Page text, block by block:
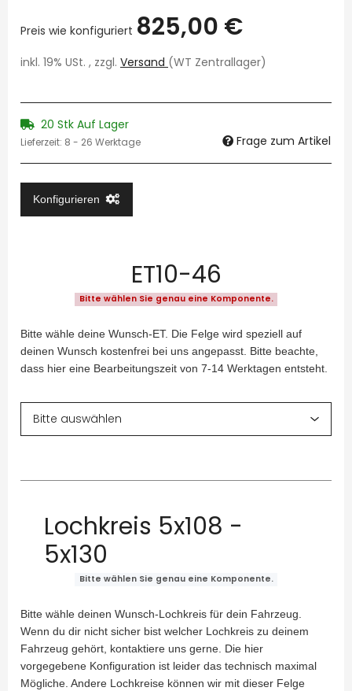
Preis wie konfiguriert 825,00 €
inkl. 19% USt. , zzgl. Versand (WT Zentrallager)
20 Stk Auf Lager
Lieferzeit: 8 - 26 Werktage Frage zum Artikel
Konfigurieren
ET10-46
Bitte wählen Sie genau eine Komponente.
Bitte wähle deine Wunsch-ET. Die Felge wird speziell auf
deinen Wunsch kostenfrei bei uns angepasst. Bitte beachte,
dass hier eine Bearbeitungszeit von 7-14 Werktagen entsteht.
Lochkreis 5x108 -
5x130
Bitte wählen Sie genau eine Komponente.
Bitte wähle deinen Wunsch-Lochkreis für dein Fahrzeug.
Wenn du dir nicht sicher bist welcher Lochkreis zu deinem
Fahrzeug gehört, kontaktiere uns gerne. Die hier
vorgegebene Konfiguration ist leider das technisch maximal
Mögliche. Andere Lochkreise können wir mit dieser Felge